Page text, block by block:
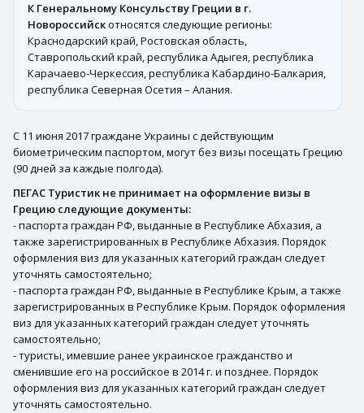
К Генеральному Консульству Греции в г.
Новороссийскотносятся следующие регионы:
Краснодарский край, Ростовская область,
Ставропольский край, республика Адыгея, республика
Карачаево-Черкессия, республика Кабардино-Балкария,
республика Северная Осетия – Алания.
С 11 июня 2017 граждане Украины с действующим
биометрическим паспортом, могут без визы посещать Грецию
(90 дней за каждые полгода).
ПЕГАС Туристик не принимает на оформление визы в
Грецию следующие документы:
- паспорта граждан РФ, выданные в Республике Абхазия, а
также зарегистрированных в Республике Абхазия. Порядок
оформления виз для указанных категорий граждан следует
уточнять самостоятельно;
- паспорта граждан РФ, выданные в Республике Крым, а также
зарегистрированных в Республике Крым. Порядок оформления
виз для указанных категорий граждан следует уточнять
самостоятельно;
- туристы, имевшие ранее украинское гражданство и
сменившие его на российское в 2014 г. и позднее. Порядок
оформления виз для указанных категорий граждан следует
уточнять самостоятельно.